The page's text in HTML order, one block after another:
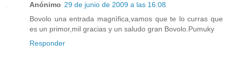
Anónimo 29 de junio de 2009 a las 16:08
Bovolo una entrada magnìfica,vamos que te lo curras que
es un primor,mil gracias y un saludo gran Bovolo.Pumuky
Responder